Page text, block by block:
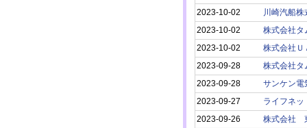
2023-10-02
川崎汽船株
2023-10-02
株式会社タ
2023-10-02
株式会社Ｕ
2023-09-28
株式会社タ
2023-09-28
サンケン電
2023-09-27
ライフネッ
2023-09-26
株式会社